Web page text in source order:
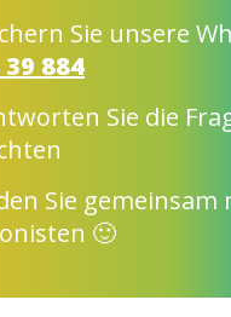
Sie unsere
884
Sie die
Sie
🙂